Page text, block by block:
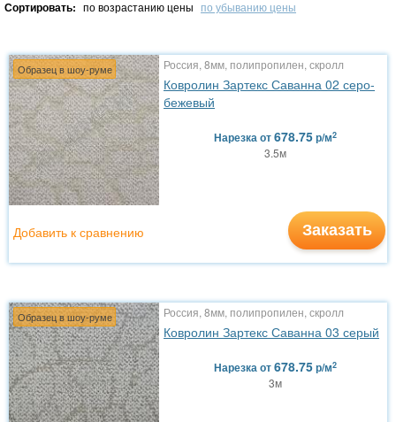
Сортировать: по возрастанию цены по убыванию цены
Образец в шоу-руме Россия, 8мм, полипропилен, скролл
Ковролин Зартекс Саванна 02 серо-
бежевый
Нарезкаот678.75р/м2
3.5м
Заказать
Добавить к сравнению
Образец в шоу-руме Россия, 8мм, полипропилен, скролл
Ковролин Зартекс Саванна 03 серый
Нарезкаот678.75р/м2
3м